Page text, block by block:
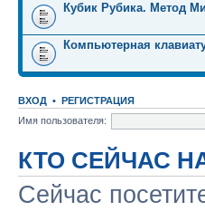
Кубик Рубика. Метод
Компьютерная
ВХОД • РЕГИСТРАЦИЯ
Имя пользователя:
КТО СЕЙЧАС
Сейчас